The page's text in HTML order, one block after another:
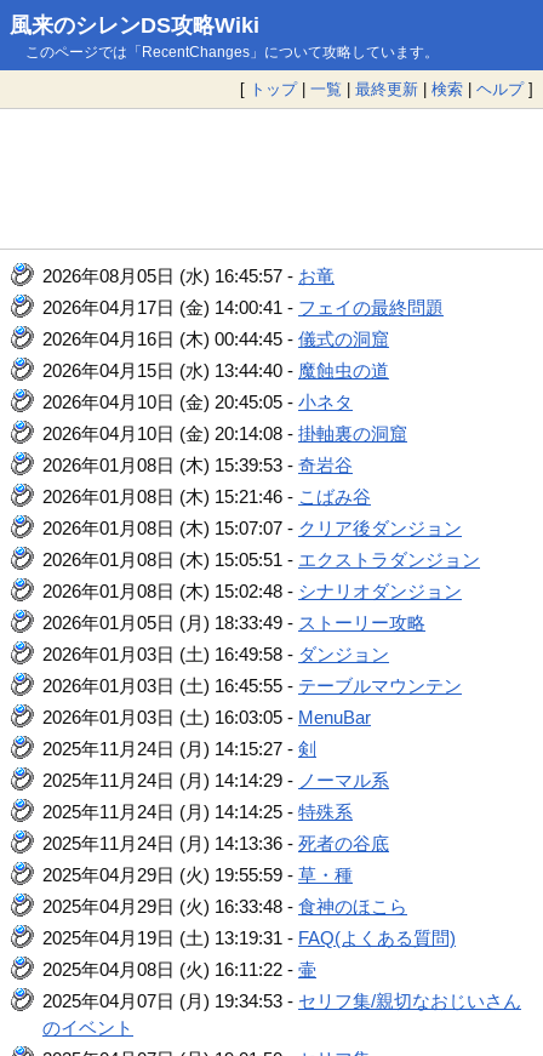
風来のシレンDS攻略Wiki
このページでは「RecentChanges」について攻略しています。
[ トップ| 一覧 | 最終更新 | 検索 | ヘルプ]
2026年08月05日 (水) 16:45:57 - お竜
2026年04月17日 (金) 14:00:41 - フェイの最終問題
2026年04月16日 (木) 00:44:45 -儀式の洞窟
2026年04月15日 (水) 13:44:40 - 魔蝕虫の道
2026年04月10日 (金) 20:45:05 -小ネタ
2026年04月10日 (金) 20:14:08 -掛軸裏の洞窟
2026年01月08日 (木) 15:39:53 -奇岩谷
2026年01月08日 (木) 15:21:46 - こばみ谷
2026年01月08日 (木) 15:07:07 - クリア後ダンジョン
2026年01月08日 (木) 15:05:51 - エクストラダンジョン
2026年01月08日 (木) 15:02:48 - シナリオダンジョン
2026年01月05日 (月) 18:33:49 - ストーリー攻略
2026年01月03日 (土) 16:49:58 - ダンジョン
2026年01月03日 (土) 16:45:55 - テーブルマウンテン
2026年01月03日 (土) 16:03:05 - MenuBar
2025年11月24日 (月) 14:15:27 -剣
2025年11月24日 (月) 14:14:29 - ノーマル系
2025年11月24日 (月) 14:14:25 -特殊系
2025年11月24日 (月) 14:13:36 -死者の谷底
2025年04月29日 (火) 19:55:59 -草・種
2025年04月29日 (火) 16:33:48 -食神のほこら
2025年04月19日 (土) 13:19:31 - FAQ(よくある質問)
2025年04月08日 (火) 16:11:22 -壷
2025年04月07日 (月) 19:34:53 - セリフ集/親切なおじいさん
のイベント